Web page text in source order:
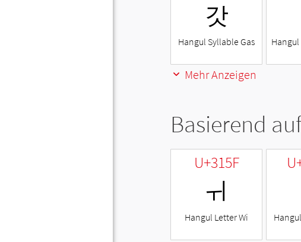
갓
Hangul Syllable Gas Hangul
Mehr Anzeigen
Basierend
U+315F
ㅟ
Hangul Letter Wi